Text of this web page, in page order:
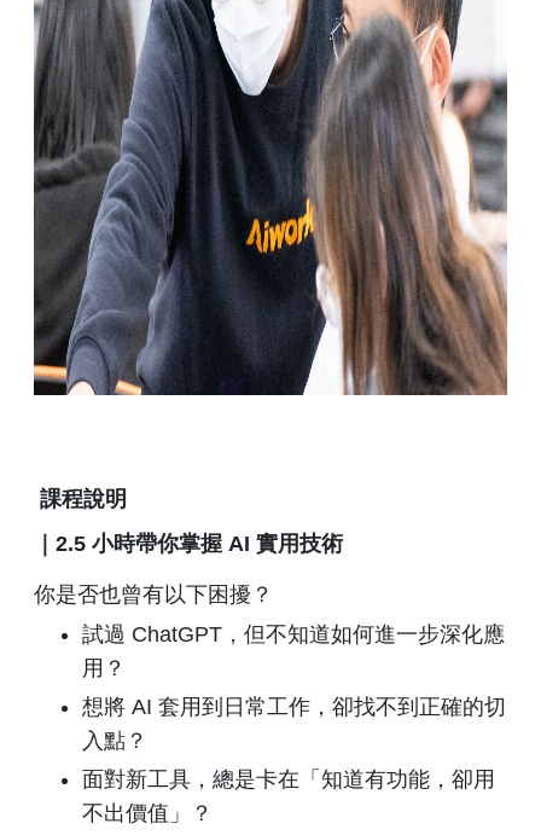
課程說明
｜2.5 小時帶你掌握 AI 實用技術
你是否也曾有以下困擾？
試過 ChatGPT，但不知道如何進一步深化應
用？
想將 AI 套用到日常工作，卻找不到正確的切
入點？
面對新工具，總是卡在「知道有功能，卻用
不出價值」？